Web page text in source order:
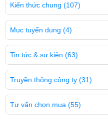
Kiến thức chung (107)
Mục tuyển dụng (4)
Tin tức & sự kiện (63)
Truyền thông công ty (31)
Tư vấn chọn mua (55)